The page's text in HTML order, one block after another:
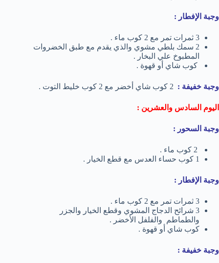
وجبة الإفطار :
3 ثمرات تمر مع 2 كوب ماء .
2 سمك بلطي مشوي والذي يقدم مع طبق الخضروات
المطبوخ علي البخار .
كوب شاي أو قهوة .
وجبة خفيفة :
اليوم السادس والعشرين :
وجبة السحور :
1 كوب حساء العدس مع قطع الخيار .
وجبة الإفطار :
3 ثمرات تمر مع 2 كوب ماء .
3 شرائح الدجاج المشوي وقطع الخيار والجزر
والطماطم والفلفل الأخضر .
كوب شاي أو قهوة .
وجبة خفيفة :